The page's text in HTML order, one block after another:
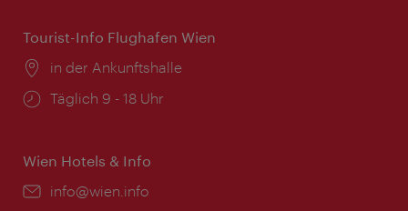
Tourist-Info Flughafen Wien
Ort:
in der Ankunftshalle
Öffnungszeiten:
Täglich 9 - 18 Uhr
Wien Hotels & Info
Email:
info@wien.info